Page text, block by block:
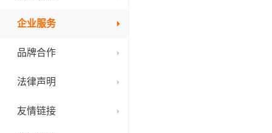
企业服务
品牌合作
法律声明
友情链接